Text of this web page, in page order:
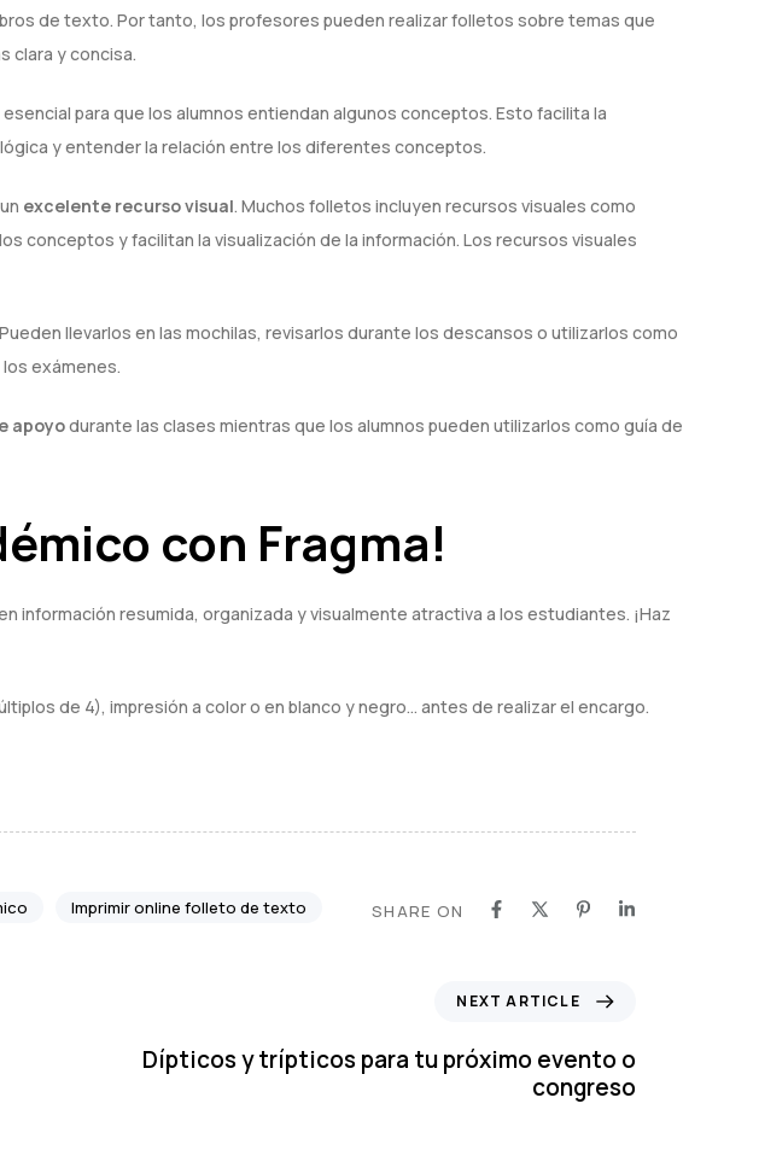
de texto. Por tanto, los profesores pueden realizar folletos sobre temas que
clara y concisa.
esencial para que los alumnos entiendan algunos conceptos. Esto facilita la
y entender la relación entre los diferentes conceptos.
excelente recurso visual. Muchos folletos incluyen recursos visuales como
conceptos y facilitan la visualización de la información. Los recursos visuales
llevarlos en las mochilas, revisarlos durante los descansos o utilizarlos como
exámenes.
apoyodurante las clases mientras que los alumnos pueden utilizarlos como guía de
con Fragma!
resumida, organizada y visualmente atractiva a los estudiantes. ¡Haz
de 4), impresión a color o en blanco y negro… antes de realizar el encargo.
Imprimir online folleto de texto SHARE ON
NEXT ARTICLE
Dípticos y trípticos para tu próximo evento o
congreso